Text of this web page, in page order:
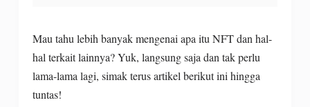
Mau tahu lebih banyak mengenai apa itu NFT dan hal-
hal terkait lainnya? Yuk, langsung saja dan tak perlu
lama-lama lagi, simak terus artikel berikut ini hingga
tuntas!